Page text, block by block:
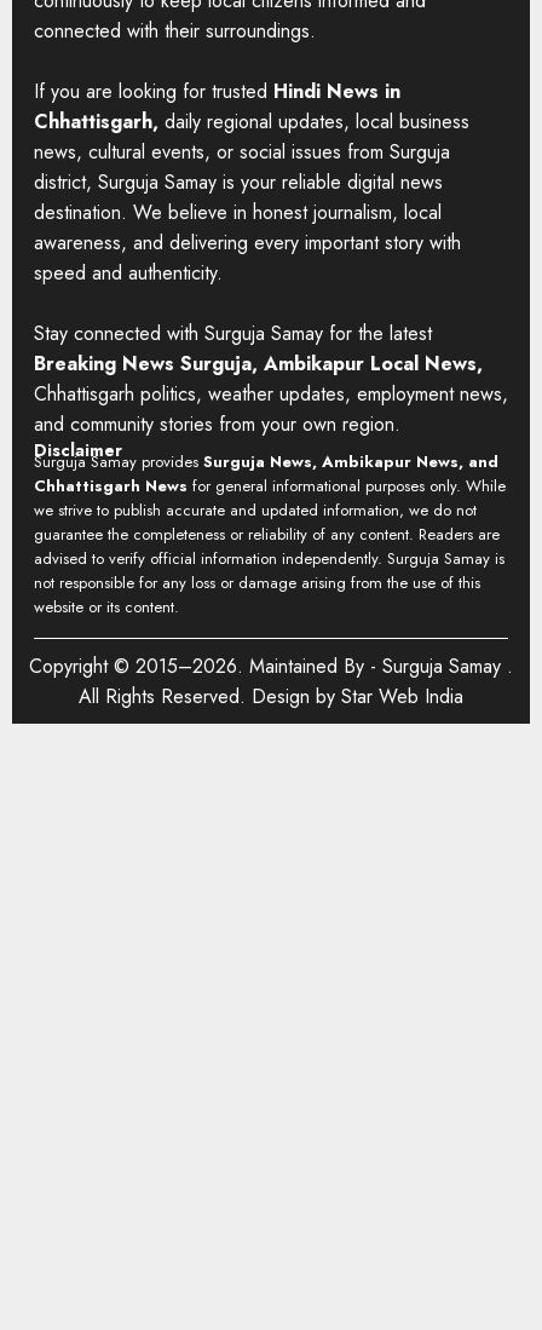
connected with their surroundings.
If you are looking for trusted Hindi News in
Chhattisgarh, daily regional updates, local business
news, cultural events, or social issues from Surguja
district, Surguja Samay is your reliable digital news
destination. We believe in honest journalism, local
awareness, and delivering every important story with
speed and authenticity.
Stay connected with Surguja Samay for the latest
Breaking News Surguja, Ambikapur Local News,
Chhattisgarh politics, weather updates, employment news,
and community stories from your own region.
Disclaimer
Surguja Samay provides Surguja News, Ambikapur News, and
Chhattisgarh News for general informational purposes only. While
we strive to publish accurate and updated information, we do not
guarantee the completeness or reliability of any content. Readers are
advised to verify official information independently. Surguja Samay is
not responsible for any loss or damage arising from the use of this
website or its content.
Copyright © 2015–2026. Maintained By - Surguja Samay .
All Rights Reserved. Design by Star Web India